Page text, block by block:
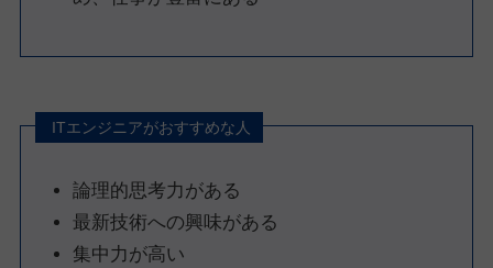
ITエンジニアがおすすめな人
論理的思考力がある
最新技術への興味がある
集中力が高い